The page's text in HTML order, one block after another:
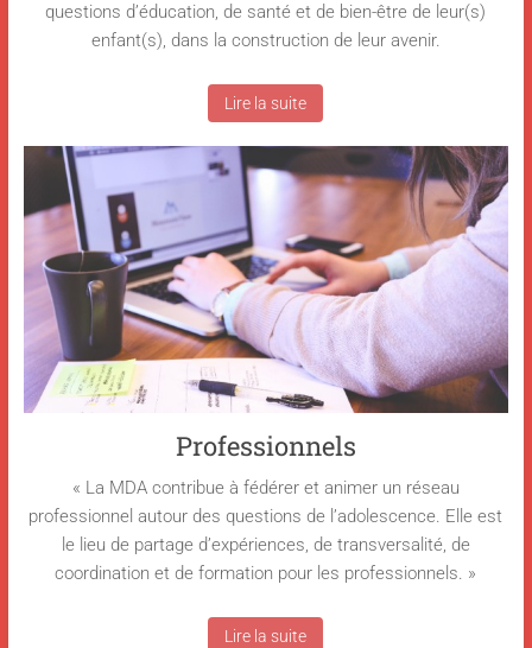
questions d’éducation, de santé et de bien-être de leur(s)
enfant(s), dans la construction de leur avenir.
Lire la suite
Professionnels
« La MDA contribue à fédérer et animer un réseau
professionnel autour des questions de l’adolescence. Elle est
le lieu de partage d’expériences, de transversalité, de
coordination et de formation pour les professionnels. »
Lire la suite